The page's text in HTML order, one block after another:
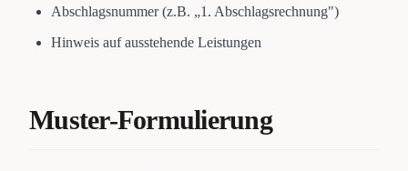
Abschlagsnummer (z.B. „1. Abschlagsrechnung")
Hinweis auf ausstehende Leistungen
Muster-Formulierung